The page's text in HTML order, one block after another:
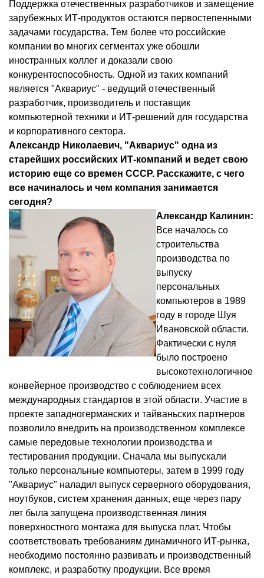
Поддержка отечественных разработчиков и замещение
зарубежных ИТ-продуктов остаются первостепенными
задачами государства. Тем более что российские
компании во многих сегментах уже обошли
иностранных коллег и доказали свою
конкурентоспособность. Одной из таких компаний
является "Аквариус" - ведущий отечественный
разработчик, производитель и поставщик
компьютерной техники и ИТ-решений для государства
и корпоративного сектора.
Александр Николаевич, "Аквариус" одна из
старейших российских ИТ-компаний и ведет свою
историю еще со времен СССР. Расскажите, с чего
все начиналось и чем компания занимается
сегодня?
Александр Калинин:
Все началось со
строительства
производства по
выпуску
персональных
компьютеров в 1989
году в городе Шуя
Ивановской области.
Фактически с нуля
было построено
высокотехнологичное
конвейерное производство с соблюдением всех
международных стандартов в этой области. Участие в
проекте западногерманских и тайваньских партнеров
позволило внедрить на производственном комплексе
самые передовые технологии производства и
тестирования продукции. Сначала мы выпускали
только персональные компьютеры, затем в 1999 году
"Аквариус" наладил выпуск серверного оборудования,
ноутбуков, систем хранения данных, еще через пару
лет была запущена производственная линия
поверхностного монтажа для выпуска плат. Чтобы
соответствовать требованиям динамичного ИТ-рынка,
необходимо постоянно развивать и производственный
комплекс, и разработку продукции. Все время